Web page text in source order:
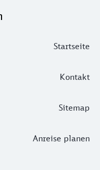
Startseite
Kontakt
Sitemap
Anreise planen